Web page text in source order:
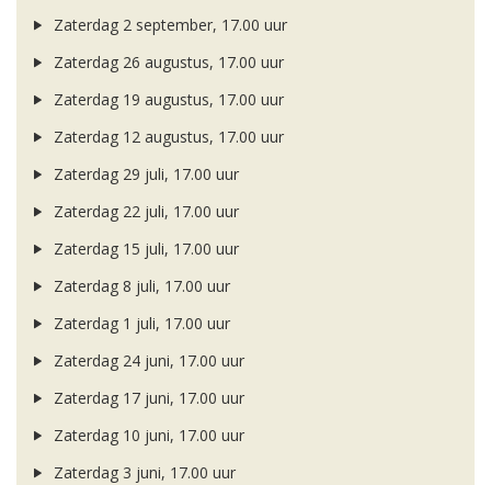
Zaterdag 2 september, 17.00 uur
Zaterdag 26 augustus, 17.00 uur
Zaterdag 19 augustus, 17.00 uur
Zaterdag 12 augustus, 17.00 uur
Zaterdag 29 juli, 17.00 uur
Zaterdag 22 juli, 17.00 uur
Zaterdag 15 juli, 17.00 uur
Zaterdag 8 juli, 17.00 uur
Zaterdag 1 juli, 17.00 uur
Zaterdag 24 juni, 17.00 uur
Zaterdag 17 juni, 17.00 uur
Zaterdag 10 juni, 17.00 uur
Zaterdag 3 juni, 17.00 uur